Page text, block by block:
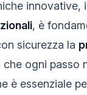
innovative,
, è
sicurezza la
che ogni passo
è essenziale